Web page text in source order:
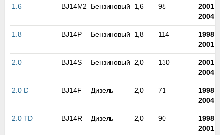
1.6 BJ14M2 Бензиновый 1,6 98 2001
2004
1.8 BJ14P Бензиновый 1,8 114 1998
2001
2.0 BJ14S Бензиновый 2,0 130 2001
2004
2.0 D BJ14F Дизель 2,0 71 1998
2004
2.0 TD BJ14R Дизель 2,0 90 1998
2001